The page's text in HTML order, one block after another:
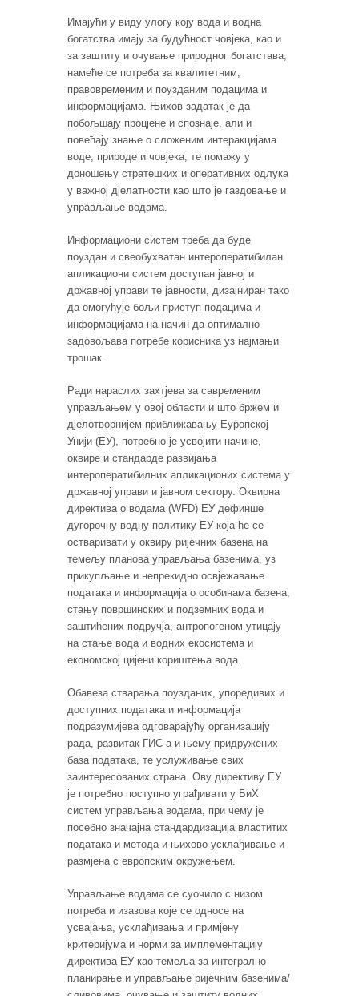
Имајући у виду улогу коју вода и водна
богатства имају за будућност човјека, као и
за заштиту и очување природног богатстава,
намеће се потреба за квалитетним,
правовременим и поузданим подацима и
информацијама. Њихов задатак је да
побољшају процјене и спознаје, али и
повећају знање о сложеним интеракцијама
воде, природе и човјека, те помажу у
доношењу стратешких и оперативних одлука
у важној дјелатности као што је газдовање и
управљање водама.
Информациони систем треба да буде
поуздан и свеобухватан интероператибилан
апликациони систем доступан јавној и
државној управи те јавности, дизајниран тако
да омогућује бољи приступ подацима и
информацијама на начин да оптимално
задовољава потребе корисника уз најмањи
трошак.
Ради нараслих захтјева за савременим
управљањем у овој области и што бржем и
дјелотворнијем приближавању Еуропској
Унији (ЕУ), потребно је усвојити начине,
оквире и стандарде развијања
интероператибилних апликационих система у
државној управи и јавном сектору. Оквирна
директива о водама (WFD) ЕУ дефинше
дугорочну водну политику ЕУ која ће се
остваривати у оквиру ријечних базена на
темељу планова управљања базенима, уз
прикупљање и непрекидно освјежавање
података и информација о особинама базена,
стању површинских и подземних вода и
заштићених подручја, антропогеном утицају
на стање вода и водних екосистема и
економској цијени кориштења вода.
Обавеза стварања поузданих, упоредивих и
доступних података и информација
подразумијева одговарајућу организацију
рада, развитак ГИС-а и њему придружених
база података, те услуживање свих
заинтересованих страна. Ову директиву ЕУ
је потребно поступно уграђивати у БиХ
систем управљања водама, при чему је
посебно значајна стандардизација властитих
података и метода и њихово усклађивање и
размјена с европским окружењем.
Управљање водама се суочило с низом
потреба и изазова које се односе на
усвајања, усклађивања и примјену
критеријума и норми за имплементацију
директива ЕУ као темеља за интегрално
планирање и управљање ријечним базенима/